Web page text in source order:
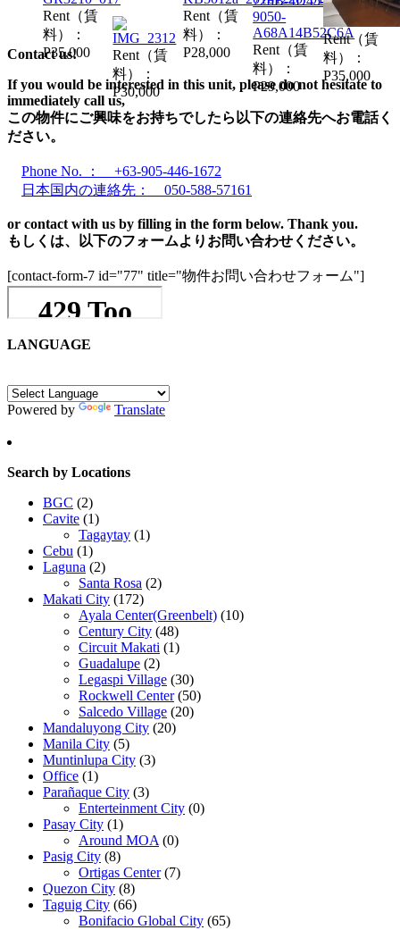
Rent（賃
料）：
P35,000
Rent（賃
料）：
P30,000
Rent（賃
料）：
P28,000
Rent（賃
料）：
P29,000
Rent（賃
料）：
P35,000
Contact us!
If you would be interested in this unit, please do not hesitate to
immediately call us,
この物件にご興味をお持ちでしたら以下の連絡先へお電話く
ださい。
Phone No. ： +63-905-446-1672
日本国内の連絡先： 050-588-57161
or contact with us by filling in the form below. Thank you.
もしくは、以下のフォームよりお問い合わせください。
[contact-form-7 id="77" title="物件お問い合わせフォーム"]
LANGUAGE
Powered by Translate
Search by Locations
BGC (2)
Cavite (1)
Tagaytay (1)
Cebu (1)
Laguna (2)
Santa Rosa (2)
Makati City (172)
Ayala Center(Greenbelt) (10)
Century City (48)
Circuit Makati (1)
Guadalupe (2)
Legaspi Village (30)
Rockwell Center(50)
Salcedo Village (20)
Mandaluyong City (20)
Manila City (5)
Muntinlupa City (3)
Office (1)
Parañaque City (3)
Enterteinment City (0)
Pasay City (1)
Around MOA (0)
Pasig City (8)
Ortigas Center(7)
Quezon City (8)
Taguig City (66)
Bonifacio Global City (65)